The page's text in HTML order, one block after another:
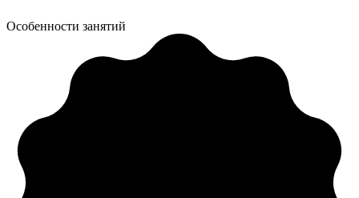
Особенности занятий